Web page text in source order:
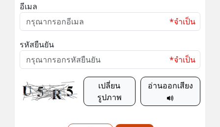
อีเมล
*จำเป็น
รหัสยืนยัน
*จำเป็น
เปลี่ยน
รูปภาพ
อ่านออกเสียง